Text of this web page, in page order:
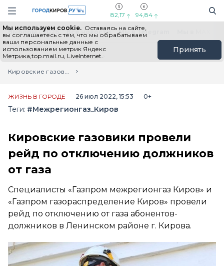
Навигация сайта
82,17 94,84
Мы используем cookie. Оставаясь на сайте,
вы соглашаетесь с тем, что мы обрабатываем
ваши персональные данные с
использованием метрик Яндекс
Метрика,top.mail.ru, LiveInternet.
Принять
Выборы - 2026 Все новости Мы в Telegram
Главная
Лента новостей
Кировские газовики провели рейд по отключению должников от газа
ЖИЗНЬ В ГОРОДЕ 26 июл 2022, 15:53 0+
Теги: #Межрегионгаз_Киров
Кировские газовики провели
рейд по отключению должников
от газа
Специалисты «Газпром межрегионгаз Киров» и
«Газпром газораспределение Киров» провели
рейд по отключению от газа абонентов-
должников в Ленинском районе г. Кирова.